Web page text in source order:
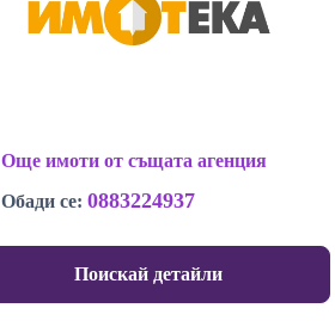
Още имоти от същата агенция
Обади се: 0883224937
Поискай детайли